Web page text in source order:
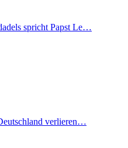
spricht Papst Le…
verlieren…